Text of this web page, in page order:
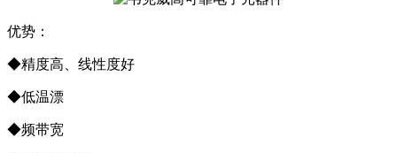
优势：
◆精度高、线性度好
◆低温漂
◆频带宽